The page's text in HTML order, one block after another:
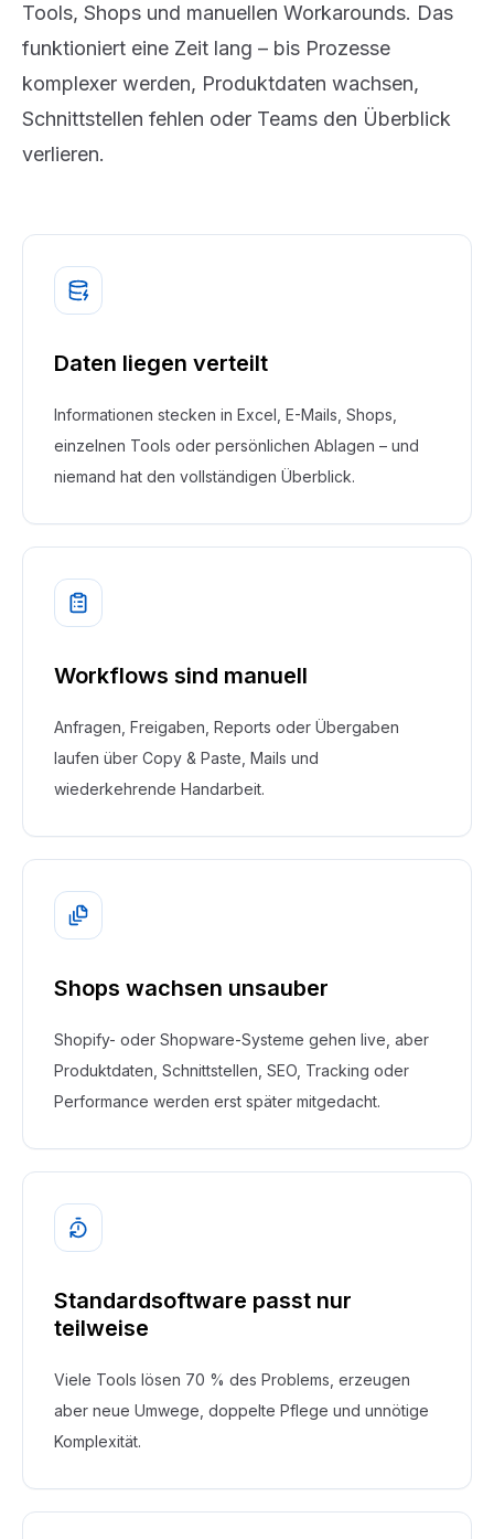
Tools, Shops und manuellen Workarounds. Das
funktioniert eine Zeit lang – bis Prozesse
komplexer werden, Produktdaten wachsen,
Schnittstellen fehlen oder Teams den Überblick
verlieren.
Daten liegen verteilt
Informationen stecken in Excel, E-Mails, Shops,
einzelnen Tools oder persönlichen Ablagen – und
niemand hat den vollständigen Überblick.
Workflows sind manuell
Anfragen, Freigaben, Reports oder Übergaben
laufen über Copy & Paste, Mails und
wiederkehrende Handarbeit.
Shops wachsen unsauber
Shopify- oder Shopware-Systeme gehen live, aber
Produktdaten, Schnittstellen, SEO, Tracking oder
Performance werden erst später mitgedacht.
Standardsoftware passt nur
teilweise
Viele Tools lösen 70 % des Problems, erzeugen
aber neue Umwege, doppelte Pflege und unnötige
Komplexität.